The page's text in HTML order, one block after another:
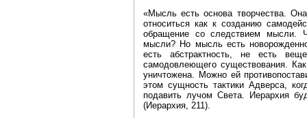
«Мысль есть основа творчества.
относиться как к созданию
обращение со следствием мысли.
мысли? Но мысль есть
есть абстрактность, не есть
самодовлеющего существования.
уничтожена. Можно ей
этом сущность тактики Адверса,
подавить лучом Света. Иерархия
(Иерархия, 211).